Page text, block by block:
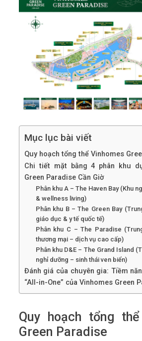
Mục lục bài viết
Quy hoạch tổng thể Vinhomes
Chi tiết mặt bằng 4 phân khu
Green Paradise Cần Giờ
Phân khu A – The Haven Bay (Khu
& wellness living)
Phân khu B – The Green Bay
giáo dục & y tế quốc tế)
Phân khu C – The Paradise
thương mại – dịch vụ cao cấp)
Phân khu D&E – The Grand Island
nghỉ dưỡng – sinh thái ven biển)
Đánh giá của chuyên gia: Tiềm
“All-in-One” của Vinhomes Green
Quy hoạch tổng
Green Paradise